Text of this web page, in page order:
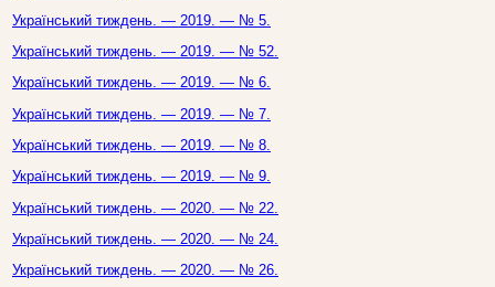
Український тиждень. — 2019. — № 5.
Український тиждень. — 2019. — № 52.
Український тиждень. — 2019. — № 6.
Український тиждень. — 2019. — № 7.
Український тиждень. — 2019. — № 8.
Український тиждень. — 2019. — № 9.
Український тиждень. — 2020. — № 22.
Український тиждень. — 2020. — № 24.
Український тиждень. — 2020. — № 26.